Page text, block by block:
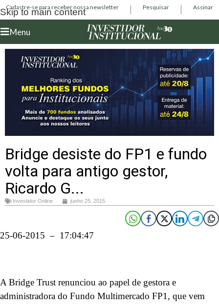
Skip to main content
Cadastre-se para receber nossa newsletter Pesquisar Assinar
Menu
Bridge desiste do FP1 e fundo
volta para antigo gestor,
Ricardo G...
Investidor Online junho 25, 2015
25-06-2015 – 17:04:47
A Bridge Trust renunciou ao papel de gestora e
administradora do Fundo Multimercado FP1, que vem